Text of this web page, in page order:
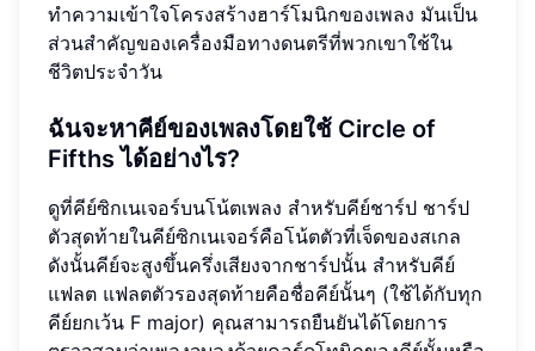
ทำความเข้าใจโครงสร้างฮาร์โมนิกของเพลง มันเป็น
ส่วนสำคัญของเครื่องมือทางดนตรีที่พวกเขาใช้ใน
ชีวิตประจำวัน
ฉันจะหาคีย์ของเพลงโดยใช้ Circle of
Fifths ได้อย่างไร?
ดูที่คีย์ซิกเนเจอร์บนโน้ตเพลง สำหรับคีย์ชาร์ป ชาร์ป
ตัวสุดท้ายในคีย์ซิกเนเจอร์คือโน้ตตัวที่เจ็ดของสเกล
ดังนั้นคีย์จะสูงขึ้นครึ่งเสียงจากชาร์ปนั้น สำหรับคีย์
แฟลต แฟลตตัวรองสุดท้ายคือชื่อคีย์นั้นๆ (ใช้ได้กับทุก
คีย์ยกเว้น F major) คุณสามารถยืนยันได้โดยการ